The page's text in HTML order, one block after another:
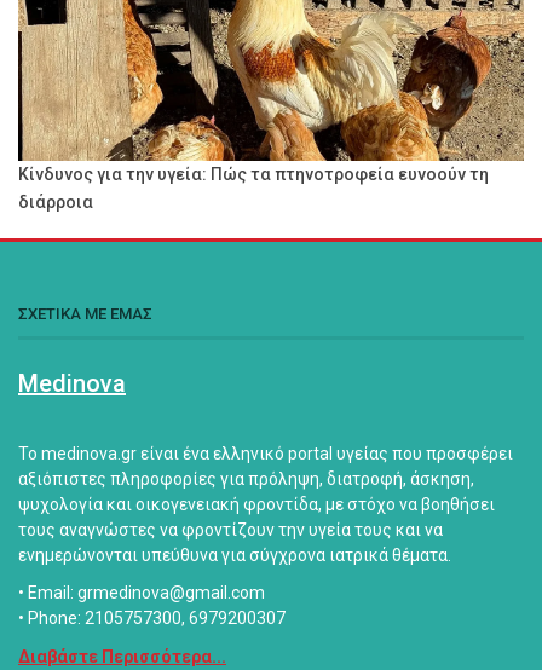
Κίνδυνος για την υγεία: Πώς τα πτηνοτροφεία ευνοούν τη
διάρροια
ΣΧΕΤΙΚΑ ΜΕ ΕΜΑΣ
Medinova
Το medinova.gr είναι ένα ελληνικό portal υγείας που προσφέρει
αξιόπιστες πληροφορίες για πρόληψη, διατροφή, άσκηση,
ψυχολογία και οικογενειακή φροντίδα, με στόχο να βοηθήσει
τους αναγνώστες να φροντίζουν την υγεία τους και να
ενημερώνονται υπεύθυνα για σύγχρονα ιατρικά θέματα.
• Email: grmedinova@gmail.com
• Phone: 2105757300, 6979200307
Διαβάστε Περισσότερα...